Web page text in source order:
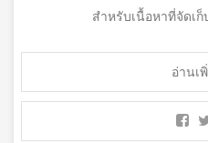
สำหรับเนื้อหาที่จัดเ
อ่านเ